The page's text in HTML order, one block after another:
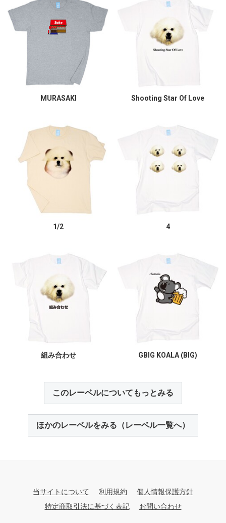
MURASAKI Shooting Star Of Love
1/2 4
組み合わせ GBIG KOALA (BIG)
このレーベルについてもっとみる
ほかのレーベルをみる（レーベル一覧へ）
当サイトについて 利用規約
個人情報保護方針
特定商取引法に基づく表記
お問い合わせ